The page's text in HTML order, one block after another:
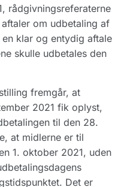
rådgivningsreferaterne
om udbetaling af
klar og entydig aftale
skulle udbetales den
fremgår, at
2021 fik oplyst,
til den 28.
at midlerne er til
1. oktober 2021, uden
Det er